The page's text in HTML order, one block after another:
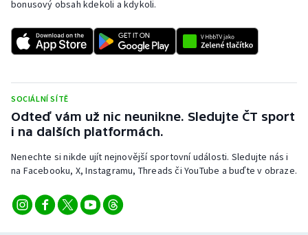
bonusový obsah kdekoli a kdykoli.
SOCIÁLNÍ SÍTĚ
Odteď vám už nic neunikne. Sledujte ČT sport
i na dalších platformách.
Nenechte si nikde ujít nejnovější sportovní události. Sledujte nás i
na Facebooku, X, Instagramu, Threads či YouTube a buďte v obraze.